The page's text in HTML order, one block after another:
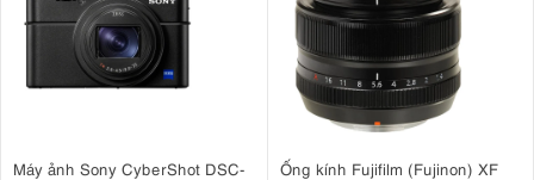
Máy ảnh Sony CyberShot DSC-
Ống kính Fujifilm (Fujinon) XF